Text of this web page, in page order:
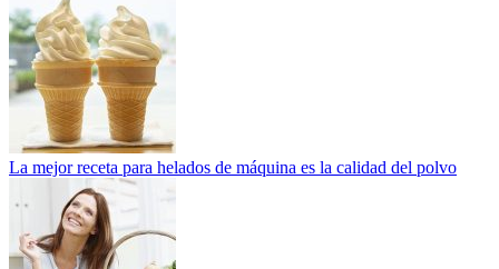
La mejor receta para helados de máquina es la calidad del polvo